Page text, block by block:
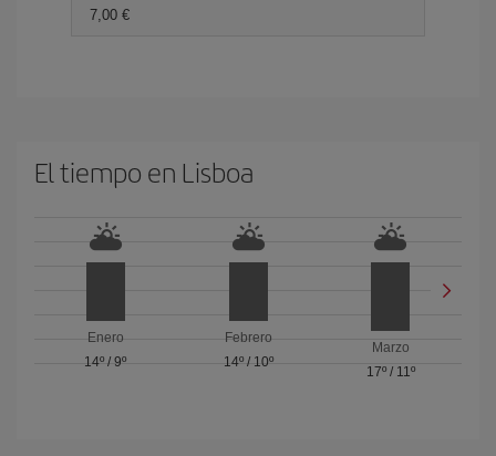
7,00 €
El tiempo en Lisboa
Enero
14º /9º
Febrero
14º/ 10º
Marzo
17º/ 11º